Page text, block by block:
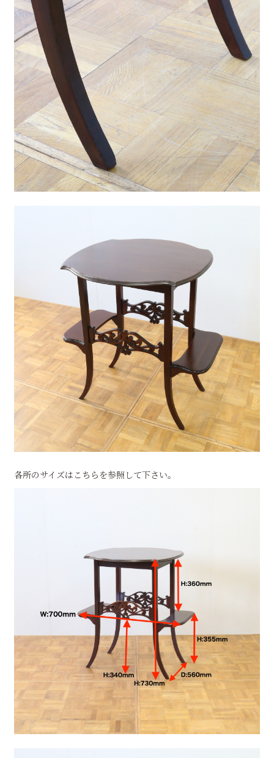
各所のサイズはこちらを参照して下さい。